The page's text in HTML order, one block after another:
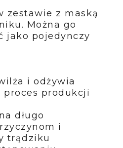
zestawie z maską
Można go
jako pojedynczy
i odżywia
produkcji
długo
i
trądziku